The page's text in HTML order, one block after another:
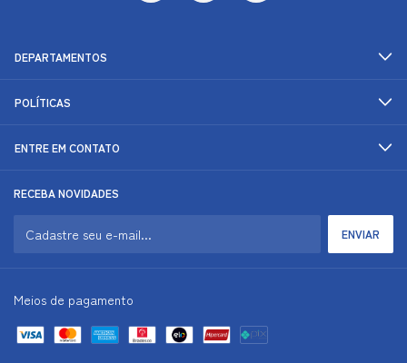
DEPARTAMENTOS
POLÍTICAS
ENTRE EM CONTATO
RECEBA NOVIDADES
Meios de pagamento